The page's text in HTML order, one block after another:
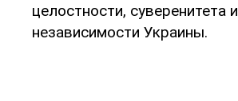
целостности, суверенитета и
независимости Украины.